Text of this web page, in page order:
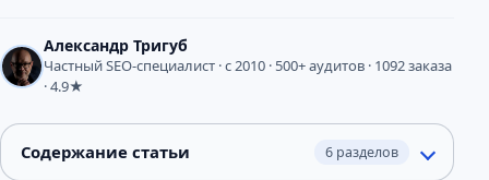
Александр Тригуб
Частный SEO-специалист · с 2010 · 500+ аудитов · 1092 заказа
· 4.9★
Содержание статьи 6 разделов